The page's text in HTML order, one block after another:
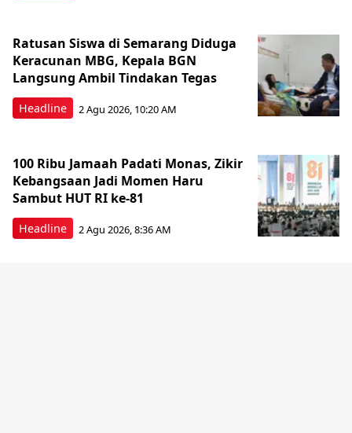
Headline
Ratusan Siswa di Semarang Diduga
Keracunan MBG, Kepala BGN
Langsung Ambil Tindakan Tegas
2 Agu 2026, 10:20 AM
Headline
100 Ribu Jamaah Padati Monas, Zikir
Kebangsaan Jadi Momen Haru
Sambut HUT RI ke-81
2 Agu 2026, 8:36 AM